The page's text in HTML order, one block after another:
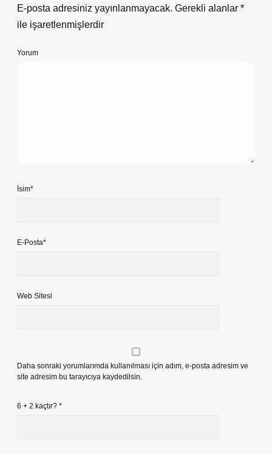
E-posta adresiniz yayınlanmayacak. Gerekli alanlar *
ile işaretlenmişlerdir
Yorum
İsim*
E-Posta*
Web Sitesi
Daha sonraki yorumlarımda kullanılması için adım, e-posta adresim ve
site adresim bu tarayıcıya kaydedilsin.
6 + 2 kaçtır? *